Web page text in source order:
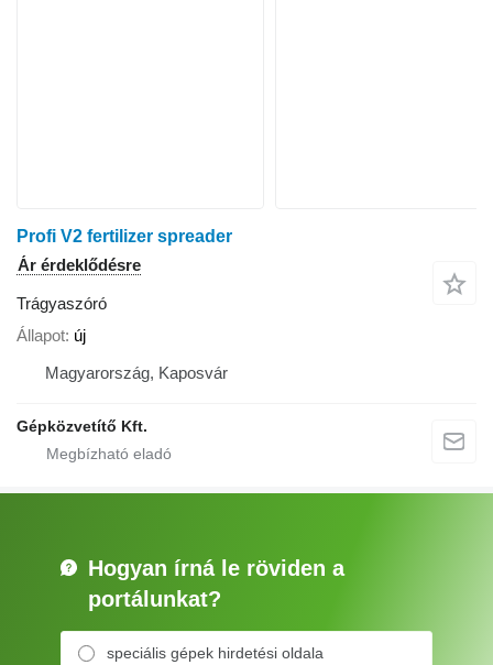
Profi V2 fertilizer spreader
Ár érdeklődésre
Trágyaszóró
Állapot új
Magyarország, Kaposvár
Gépközvetítő Kft.
Hogyan írná le röviden a
portálunkat?
speciális gépek hirdetési oldala